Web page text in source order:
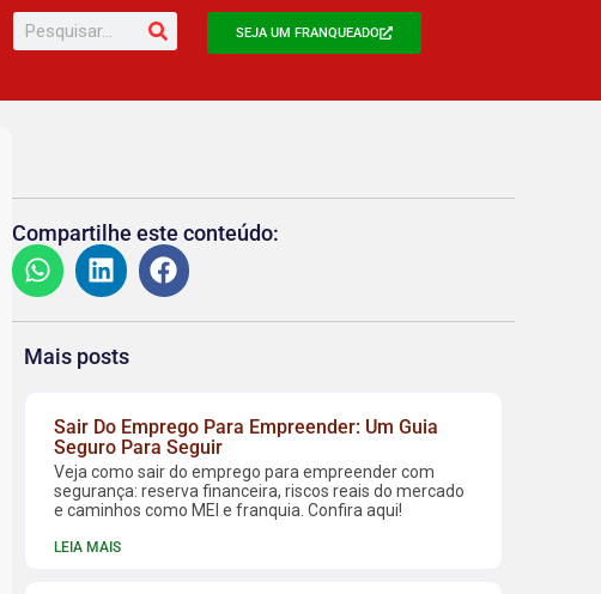
SEJA UM FRANQUEADO
Compartilhe este conteúdo:
Mais posts
Sair Do Emprego Para Empreender: Um Guia
Seguro Para Seguir
Veja como sair do emprego para empreender com
segurança: reserva financeira, riscos reais do mercado
e caminhos como MEI e franquia. Confira aqui!
LEIA MAIS